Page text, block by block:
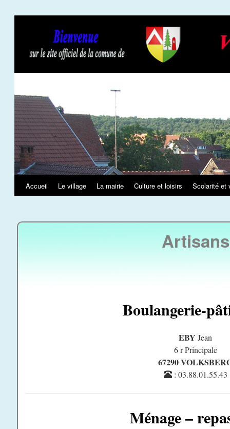
Aller
contenu
Accueil Le village La mairie Culture et loisirs Scolarité et
Artisans
Boulangerie-
EBY Jean
6 r Principale
67290
: 03.88.01.55.43
Ménage –